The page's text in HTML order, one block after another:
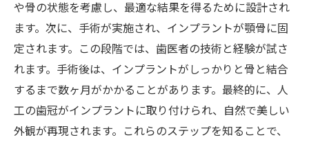
や骨の状態を考慮し、最適な結果を得るために設計され
ます。次に、手術が実施され、インプラントが顎骨に固
定されます。この段階では、歯医者の技術と経験が試さ
れます。手術後は、インプラントがしっかりと骨と結合
するまで数ヶ月がかかることがあります。最終的に、人
工の歯冠がインプラントに取り付けられ、自然で美しい
外観が再現されます。これらのステップを知ることで、